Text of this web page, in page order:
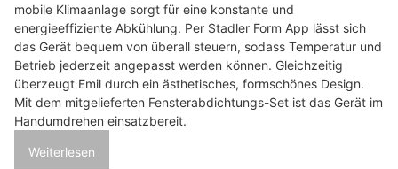
mobile Klimaanlage sorgt für eine konstante und
energieeffiziente Abkühlung. Per Stadler Form App lässt sich
das Gerät bequem von überall steuern, sodass Temperatur und
Betrieb jederzeit angepasst werden können. Gleichzeitig
überzeugt Emil durch ein ästhetisches, formschönes Design.
Mit dem mitgelieferten Fensterabdichtungs-Set ist das Gerät im
Handumdrehen einsatzbereit.
Weiterlesen